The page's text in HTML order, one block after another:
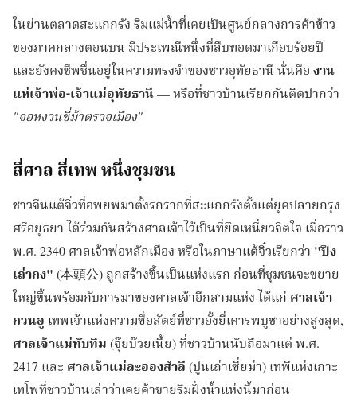
ในย่านตลาดสะแกกรัง ริมแม่น้ำที่เคยเป็นศูนย์กลางการค้าข้าว
ของภาคกลางตอนบน มีประเพณีหนึ่งที่สืบทอดมาเกือบร้อยปี
และยังคงชีพชื่นอยู่ในความทรงจำของชาวอุทัยธานี นั่นคืองาน
แห่เจ้าพ่อ-เจ้าแม่อุทัยธานี— หรือที่ชาวบ้านเรียกกันติดปากว่า
"จอหงวนขี่ม้าตรวจเมือง"
สี่ศาล สี่เทพ หนึ่งชุมชน
ชาวจีนแต้จิ๋วที่อพยพมาตั้งรกรากที่สะแกกรังตั้งแต่ยุคปลายกรุง
ศรีอยุธยา ได้ร่วมกันสร้างศาลเจ้าไว้เป็นที่ยึดเหนี่ยวจิตใจ เมื่อราว
พ.ศ. 2340 ศาลเจ้าพ่อหลักเมือง หรือในภาษาแต้จิ๋วเรียกว่า "ปึง
เถ่ากง"(本頭公) ถูกสร้างขึ้นเป็นแห่งแรก ก่อนที่ชุมชนจะขยาย
ใหญ่ขึ้นพร้อมกับการมาของศาลเจ้าอีกสามแห่ง ได้แก่ ศาลเจ้า
กวนอู เทพเจ้าแห่งความซื่อสัตย์ที่ชาวอั้งยี่เคารพบูชาอย่างสูงสุด,
ศาลเจ้าแม่ทับทิม(จุ๊ยบ๊วยเนี้ย) ที่ชาวบ้านนับถือมาแต่ พ.ศ.
2417 และ ศาลเจ้าแม่ละอองสำลี(ปูนเถ่าเซี่ยม่า) เทพีแห่งเกาะ
เทโพที่ชาวบ้านเล่าว่าเคยค้าขายริมฝั่งน้ำแห่งนี้มาก่อน